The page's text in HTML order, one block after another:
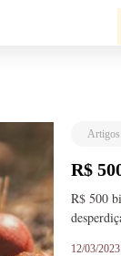
Artigos
R$
R$ 500
12/03/2023